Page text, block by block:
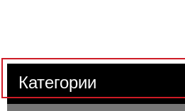
Категории